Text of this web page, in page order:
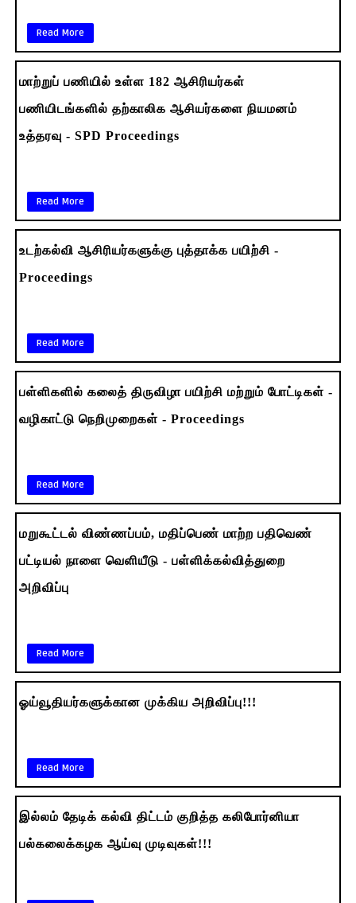
Read More
மாற்றுப் பணியில் உள்ள 182 ஆசிரியர்கள்
பணியிடங்களில் தற்காலிக ஆசியர்களை நியமனம்
உத்தரவு - SPD Proceedings
Read More
உடற்கல்வி ஆசிரியர்களுக்கு புத்தாக்க பயிற்சி -
Proceedings
Read More
பள்ளிகளில் கலைத் திருவிழா பயிற்சி மற்றும் போட்டிகள் -
வழிகாட்டு நெறிமுறைகள் - Proceedings
Read More
மறுகூட்டல் விண்ணப்பம், மதிப்பெண் மாற்ற பதிவெண்
பட்டியல் நாளை வெளியீடு - பள்ளிக்கல்வித்துறை
அறிவிப்பு
Read More
ஓய்வூதியர்களுக்கான முக்கிய அறிவிப்பு!!!
Read More
இல்லம் தேடிக் கல்வி திட்டம் குறித்த கலிபோர்னியா
பல்கலைக்கழக ஆய்வு முடிவுகள்!!!